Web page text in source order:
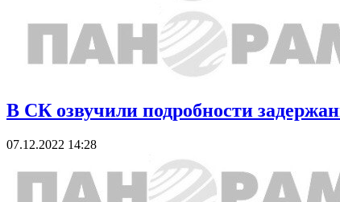
В СК озвучили подробности
07.12.2022 14:28